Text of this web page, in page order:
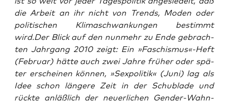
die Arbeit an ihr nicht von Trends, Moden oder
poli­ti­schen Kli­ma­schwan­kun­gen bestimmt
wird.Der Blick auf den nun­mehr zu Ende gebrach­
ten Jahr­gang 2010 zeigt: Ein »Faschismus«-Heft
(Febru­ar) hät­te auch zwei Jah­re frü­her oder spä­
ter erschei­nen kön­nen, »Sex­po­li­tik« (Juni) lag als
Idee schon län­ge­re Zeit in der Schub­la­de und
rück­te anläß­lich der neu­er­li­chen Gen­der-Wahn-